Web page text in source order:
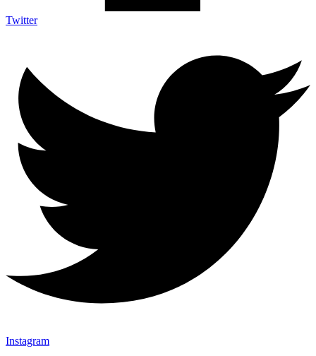
Twitter
Instagram